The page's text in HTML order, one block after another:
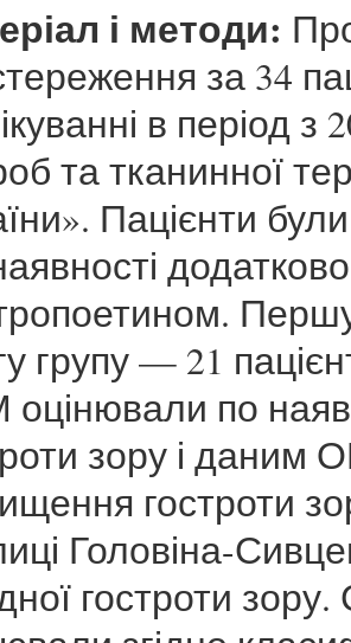
і методи:
за 34
в період з
та тканинної
Пацієнти
Першу
групу — 21
по
зору і
гостроти
Головіна-
гостроти